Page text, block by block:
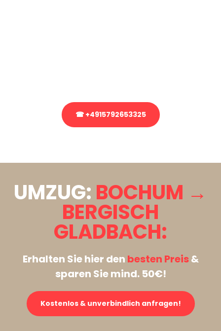
☎ +4915792653325
UMZUG: BOCHUM →
BERGISCH
GLADBACH:
Erhalten Sie hier den besten Preis&
sparen Sie mind. 50€!
Kostenlos & unverbindlich anfragen!